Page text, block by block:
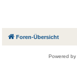
Foren-Übersicht
Powered by